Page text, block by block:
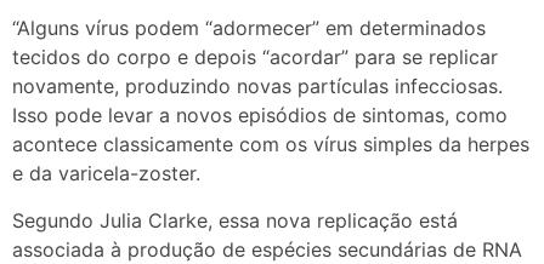
“Alguns vírus podem “adormecer” em determinados
tecidos do corpo e depois “acordar” para se replicar
novamente, produzindo novas partículas infecciosas.
Isso pode levar a novos episódios de sintomas, como
acontece classicamente com os vírus simples da herpes
e da varicela-zoster.
Segundo Julia Clarke, essa nova replicação está
associada à produção de espécies secundárias de RNA